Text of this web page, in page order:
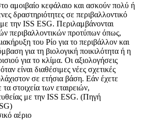
αμοιβαίο κεφάλαιο και ασκούν πολύ ή
δραστηριότητες σε περιβαλλοντικό
την ISS ESG. Περιλαμβάνονται
περιβαλλοντικών προτύπων όπως,
του Ρίο για το περιβάλλον και
για τη βιολογική ποικιλότητα ή η
για το κλίμα. Οι αξιολογήσεις
είναι διαθέσιμες νέες σχετικές
σε ετήσια βάση. Εάν έχετε
στοιχεία των εταιρειών,
με την ISS ESG. (Πηγή
αέριο